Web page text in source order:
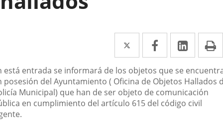
Twitter
Enlace
a
una
aplicación
externa.
Facebook
Enlace
a
una
aplicación
externa.
Enlace
a
una
está entrada se informará de los objetos que se
posesión del Ayuntamiento ( Oficina de Objetos Hallados
Municipal) que han de ser objeto de comunicación
en cumplimiento del artículo 615 del código civil